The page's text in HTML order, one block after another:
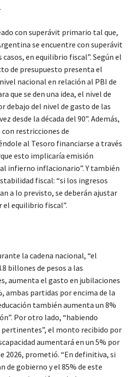
con superávit primario tal que,
se encuentre con superávit
en equilibrio fiscal”. Según el
de presupuesto presenta el
nacional en relación al PBI de
que se den una idea, el nivel de
debajo del nivel de gasto de las
desde la década del 90”. Además,
restricciones de
al Tesoro financiarse a través
esto implicaría emisión
infierno inflacionario”. Y también
fiscal: “si los ingresos
a lo previsto, se deberán ajustar
equilibrio fiscal”.
la cadena nacional, “el
billones de pesos a las
aumenta el gasto en jubilaciones
ambas partidas por encima de la
también aumenta un 8%
Por otro lado, “habiendo
el monto recibido por
aumentará en un 5% por
2026, prometió. “En definitiva, si
de gobierno y el 85% de este